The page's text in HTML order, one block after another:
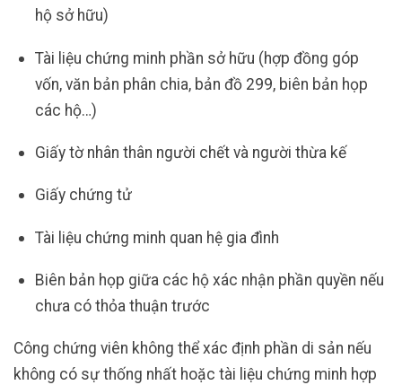
hộ sở hữu)
Tài liệu chứng minh phần sở hữu (hợp đồng góp
vốn, văn bản phân chia, bản đồ 299, biên bản họp
các hộ…)
Giấy tờ nhân thân người chết và người thừa kế
Giấy chứng tử
Tài liệu chứng minh quan hệ gia đình
Biên bản họp giữa các hộ xác nhận phần quyền nếu
chưa có thỏa thuận trước
Công chứng viên không thể xác định phần di sản nếu
không có sự thống nhất hoặc tài liệu chứng minh hợp